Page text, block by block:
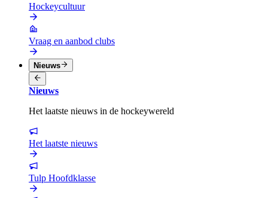
Hockeycultuur
Vraag en aanbod clubs
Nieuws
Nieuws
Het laatste nieuws in de hockeywereld
Het laatste nieuws
Tulp Hoofdklasse